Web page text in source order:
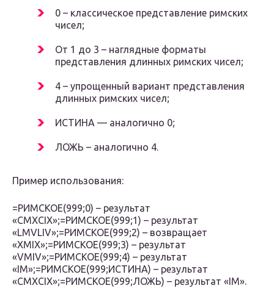
0 – классическое представление римских
чисел;
От 1 до 3 – наглядные форматы
представления длинных римских чисел;
4 – упрощенный вариант представления
длинных римских чисел;
ИСТИНА — аналогично 0;
ЛОЖЬ – аналогично 4.
Пример использования:
=РИМСКОЕ(999;0) – результат
«CMXCIX»;=РИМСКОЕ(999;1) – результат
«LMVLIV»;=РИМСКОЕ(999;2) – возвращает
«XMIX»;=РИМСКОЕ(999;3) – результат
«VMIV»;=РИМСКОЕ(999;4) – результат
«IM»;=РИМСКОЕ(999;ИСТИНА) – результат
«CMXCIX»;=РИМСКОЕ(999;ЛОЖЬ) – результат «IM».